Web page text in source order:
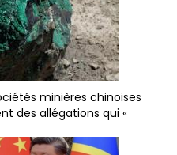
minières chinoises
des allégations qui «